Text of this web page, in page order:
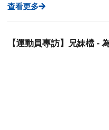
查看更多
【運動員專訪】兄妹檔 -